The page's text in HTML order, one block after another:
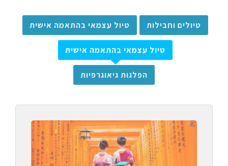
טיולים וחבילות טיול עצמאי בהתאמה אישית
טיול עצמאי בהתאמה אישית
הפלגות גיאוגרפיות